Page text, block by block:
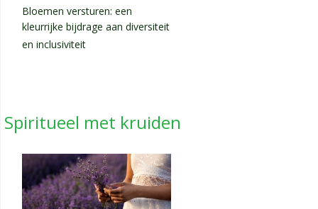
Bloemen versturen: een
kleurrijke bijdrage aan diversiteit
en inclusiviteit
Spiritueel met kruiden